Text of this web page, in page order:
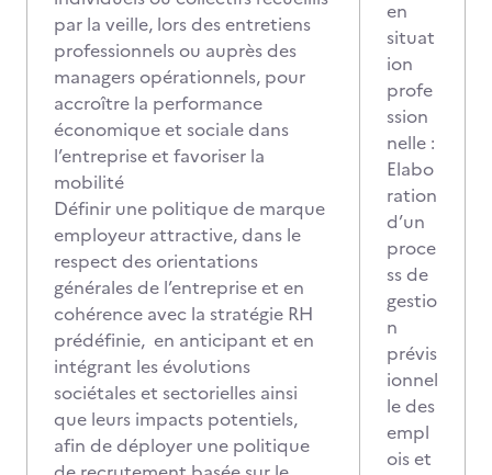
par la veille, lors des entretiens
professionnels ou auprès des
managers opérationnels, pour
accroître la performance
économique et sociale dans
l’entreprise et favoriser la
mobilité
Définir une politique de marque
employeur attractive, dans le
respect des orientations
générales de l’entreprise et en
cohérence avec la stratégie RH
prédéfinie, en anticipant et en
intégrant les évolutions
sociétales et sectorielles ainsi
que leurs impacts potentiels,
afin de déployer une politique
en
situat
ion
profe
ssion
nelle :
Elabo
ration
d’un
proce
ss de
gestio
n
prévis
ionnel
le des
empl
ois et